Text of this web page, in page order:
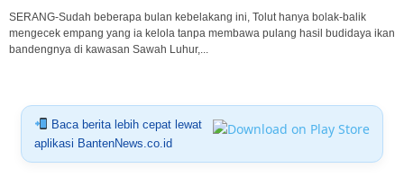
SERANG-Sudah beberapa bulan kebelakang ini, Tolut hanya bolak-balik
mengecek empang yang ia kelola tanpa membawa pulang hasil budidaya ikan
bandengnya di kawasan Sawah Luhur,...
Baca berita lebih cepat lewat
aplikasi BantenNews.co.id